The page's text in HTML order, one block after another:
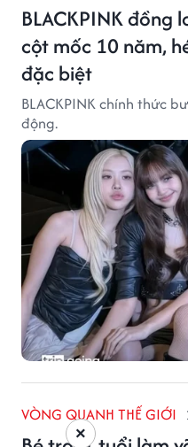
BLACKPINK
cột mốc 10 năm,
đặc biệt
BLACKPINK chính thức
động.
VÒNG QUANH THẾ GIỚI
×